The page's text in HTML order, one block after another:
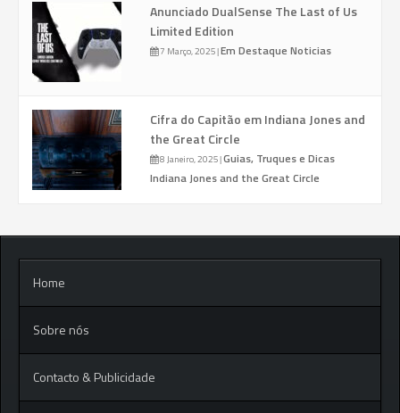
Anunciado DualSense The Last of Us
Limited Edition
7 Março, 2025|Em Destaque Noticias
Cifra do Capitão em Indiana Jones and
the Great Circle
8 Janeiro, 2025|Guias, Truques e Dicas
Indiana Jones and the Great Circle
Home
Sobre nós
Contacto & Publicidade